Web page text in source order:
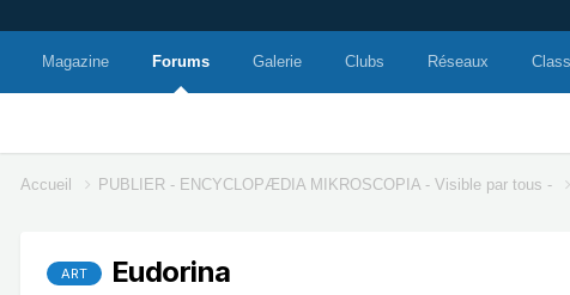
Magazine Forums Galerie Clubs Réseaux
Accueil PUBLIER - ENCYCLOPÆDIA MIKROSCOPIA - Visible par tous -
ART Eudorina